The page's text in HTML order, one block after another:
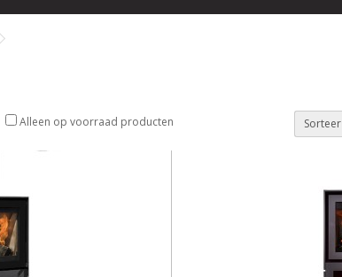
Alleen op voorraad producten